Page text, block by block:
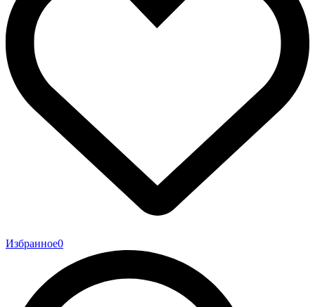
Избранное0